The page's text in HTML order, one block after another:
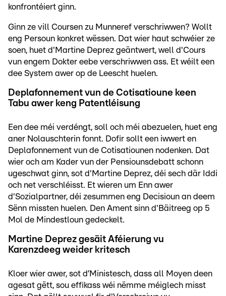
konfrontéiert ginn.
Ginn ze vill Coursen zu Munneref verschriwwen? Wollt
eng Persoun konkret wëssen. Dat wier haut schwéier ze
soen, huet d'Martine Deprez geäntwert, well d'Cours
vun engem Dokter eebe verschriwwen ass. Et wéilt een
dee System awer op de Leescht huelen.
Deplafonnement vun de Cotisatioune keen
Tabu awer keng Patentléisung
Een dee méi verdéngt, soll och méi abezuelen, huet eng
aner Nolauschterin fonnt. Dofir sollt een iwwert en
Deplafonnement vun de Cotisatiounen nodenken. Dat
wier och am Kader vun der Pensiounsdebatt schonn
ugeschwat ginn, sot d'Martine Deprez, déi sech där Iddi
och net verschléisst. Et wieren um Enn awer
d'Sozialpartner, déi zesummen eng Decisioun an deem
Sënn missten huelen. Den Ament sinn d'Bäitreeg op 5
Mol de Mindestloun gedeckelt.
Martine Deprez gesäit Aféierung vu
Karenzdeeg weider kritesch
Kloer wier awer, sot d’Ministesch, dass all Moyen deen
agesat gëtt, sou effikass wéi nëmme méiglech misst